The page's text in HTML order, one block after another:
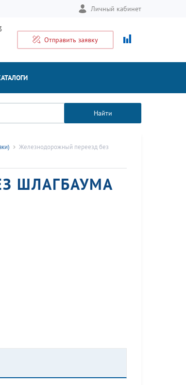
Личный кабинет
Отправить заявку
Найти
Железнодорожный переезд без
ШЛАГБАУМА